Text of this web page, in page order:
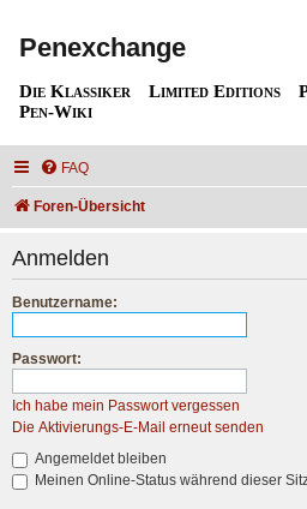
Penexchange
Die Klassiker Limited Editions
Pen-Wiki
FAQ
Foren-Übersicht
Anmelden
Benutzername:
Passwort:
Ich habe mein Passwort vergessen
Die Aktivierungs-E-Mail erneut senden
Angemeldet bleiben
Meinen Online-Status während dieser